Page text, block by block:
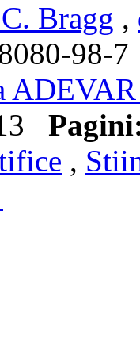
Bragg ,
98-7
,